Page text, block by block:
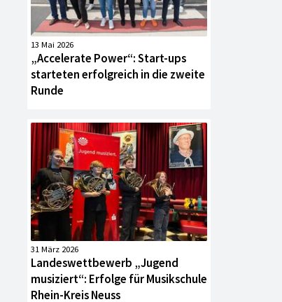
13 Mai 2026
„Accelerate Power“: Start-ups
starteten erfolgreich in die zweite
Runde
31 März 2026
Landeswettbewerb „Jugend
musiziert“: Erfolge für Musikschule
Rhein-Kreis Neuss